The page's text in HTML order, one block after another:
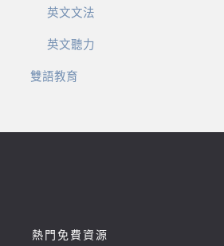
英文文法
英文聽力
雙語教育
熱門免費資源